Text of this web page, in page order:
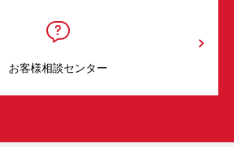
お客様相談センター